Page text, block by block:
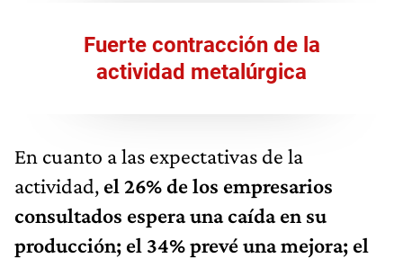
Fuerte contracción de la
actividad metalúrgica
En cuanto a las expectativas de la
actividad, el 26% de los empresarios
consultados espera una caída en su
producción; el 34% prevé una mejora; el